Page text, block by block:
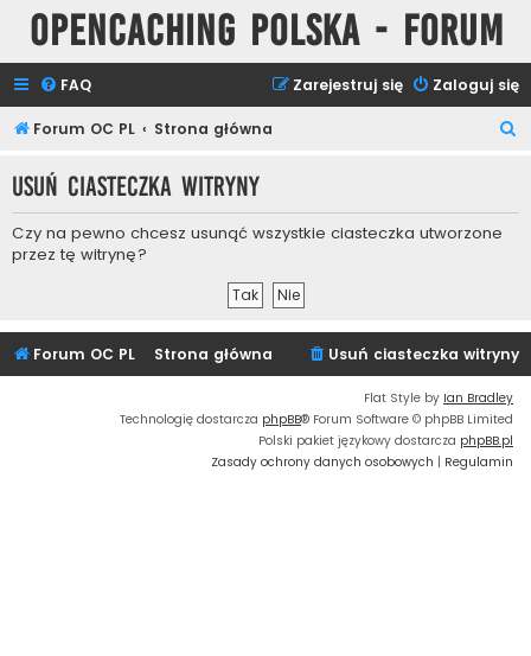
Opencaching Polska - Forum
FAQ Zaloguj się
Zarejestruj się
Forum OC PL Strona główna
k
Usuń ciasteczka witryny
Czy na pewno chcesz usunąć wszystkie ciasteczka utworzone
przez tę witrynę?
Forum OC PL Strona główna Usuń ciasteczka witryny
Flat Style by Ian Bradley
Technologię dostarcza phpBB® Forum Software © phpBB Limited
Polski pakiet językowy dostarcza phpBB.pl
Zasady ochrony danych osobowych | Regulamin